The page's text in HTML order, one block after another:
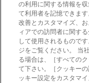
mcframeナビ（ユーザ登
mcframeユーザ会サイト
ID発行をご希望の方はこ
パートナー専用サイト
mcframe GAパートナー
MIJS
の利用に関する情報を
て利用者を記憶できま
改善とカスタマイズ、
ィアでの訪問者に関す
して使用されるもので
ジをご覧ください。 当
る場合は、［すべての
て下さい。［クッキー
ッキー設定をカスタマ